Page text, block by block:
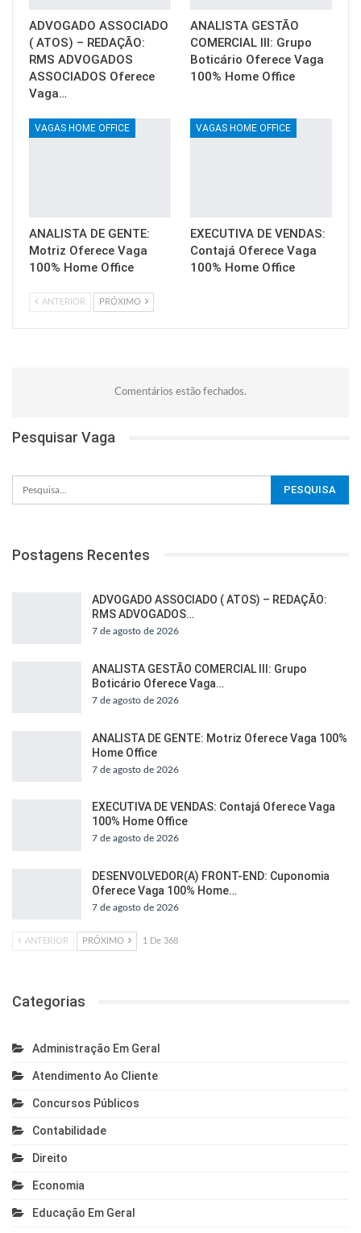
ADVOGADO ASSOCIADO
( ATOS) – REDAÇÃO:
RMS ADVOGADOS
ASSOCIADOS Oferece
Vaga…
ANALISTA GESTÃO
COMERCIAL III: Grupo
Boticário Oferece Vaga
100% Home Office
VAGAS HOME OFFICE
ANALISTA DE GENTE:
Motriz Oferece Vaga
100% Home Office
VAGAS HOME OFFICE
EXECUTIVA DE VENDAS:
Contajá Oferece Vaga
100% Home Office
ANTERIOR PRÓXIMO
Comentários estão fechados.
Pesquisar Vaga
Postagens Recentes
ADVOGADO ASSOCIADO ( ATOS) – REDAÇÃO:
RMS ADVOGADOS…
7 de agosto de 2026
ANALISTA GESTÃO COMERCIAL III: Grupo
Boticário Oferece Vaga…
7 de agosto de 2026
ANALISTA DE GENTE: Motriz Oferece Vaga 100%
Home Office
7 de agosto de 2026
EXECUTIVA DE VENDAS: Contajá Oferece Vaga
100% Home Office
7 de agosto de 2026
DESENVOLVEDOR(A) FRONT-END: Cuponomia
Oferece Vaga 100% Home…
7 de agosto de 2026
ANTERIOR PRÓXIMO 1 De 368
Categorias
Administração Em Geral
Atendimento Ao Cliente
Concursos Públicos
Contabilidade
Direito
Economia
Educação Em Geral